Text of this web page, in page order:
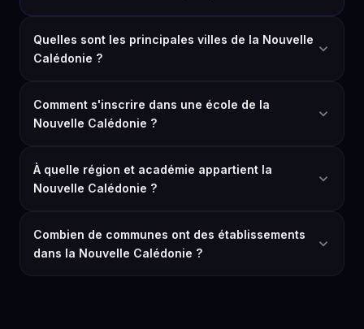
Quelles sont les principales villes de la Nouvelle
Calédonie ?
Comment s'inscrire dans une école de la
Nouvelle Calédonie ?
À quelle région et académie appartient la
Nouvelle Calédonie ?
Combien de communes ont des établissements
dans la Nouvelle Calédonie ?